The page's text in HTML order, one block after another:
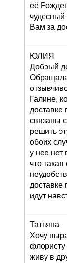
её
Вам за
ЮЛИЯ
Добрый
Галине,
доставке
связаны
решить
обоих
у нее нет
что
доставке
идут
Татьяна
Хочу
флористу
живу в